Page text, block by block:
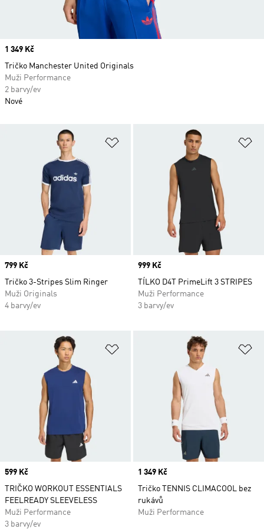
Přidat do seznamu přání
Price
799 Kč
Tričko 3-Stripes Slim Ringer
Muži Originals
4 barvy/ev
Price
999 Kč
TÍLKO D4T PrimeLift 3 STRIPES
Muži Performance
3 barvy/ev
Přidat do seznamu přání
Price
599 Kč
TRIČKO WORKOUT ESSENTIALS
FEELREADY SLEEVELESS
Muži Performance
3 barvy/ev
Price
1 349 Kč
Tričko TENNIS CLIMACOOL bez
rukávů
Muži Performance
Price
1 349 Kč
Tričko Manchester United Originals
Muži Performance
2 barvy/ev
Nové